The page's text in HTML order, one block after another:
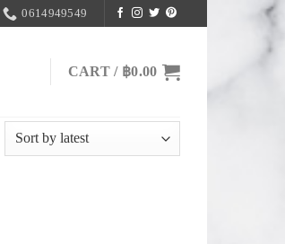
0614949549
CART / ฿0.00